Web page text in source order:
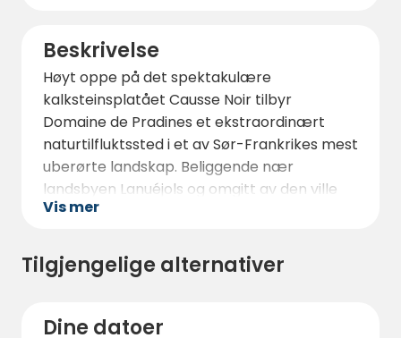
Beskrivelse
Høyt oppe på det spektakulære
kalksteinsplatået Causse Noir tilbyr
Domaine de Pradines et ekstraordinært
naturtilfluktssted i et av Sør-Frankrikes mest
uberørte landskap. Beliggende nær
landsbyen Lanuéjols og omgitt av den ville
skjønnheten i Cévennes nasjonalpark, ligger
høyde, noe som gir forfriskende
sommertemperaturer og fantastisk
Dette tidligere tempelriddergodset er
Vis mer
Tilgjengelige alternativer
Dine datoer